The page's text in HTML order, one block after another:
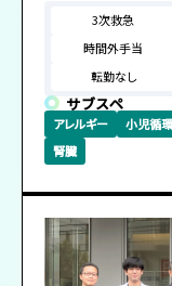
められ、そのために
し、疾患の知識と
本プログラムでは、
の健康増進および福
育成する」ことを目
研修します。研修医
医」「育児・健康支
のプロフェッショ
3次救急
時間外手当
転勤なし
サブスペ
アレルギー 小児循
腎臓